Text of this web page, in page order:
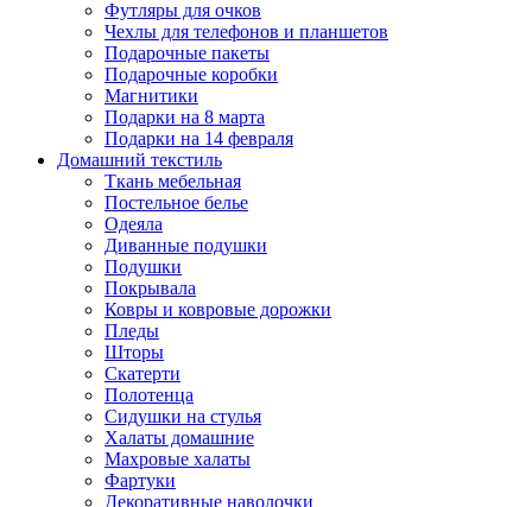
Футляры для очков
Чехлы для телефонов и планшетов
Подарочные пакеты
Подарочные коробки
Магнитики
Подарки на 8 марта
Подарки на 14 февраля
Домашний текстиль
Ткань мебельная
Постельное белье
Одеяла
Диванные подушки
Подушки
Покрывала
Ковры и ковровые дорожки
Пледы
Шторы
Скатерти
Полотенца
Сидушки на стулья
Халаты домашние
Махровые халаты
Фартуки
Декоративные наволочки